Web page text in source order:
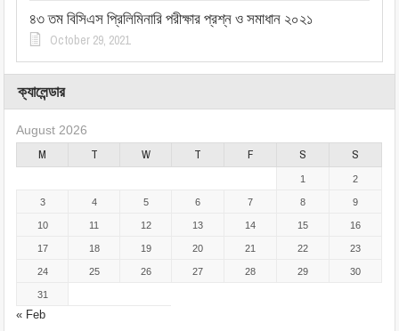
৪৩ তম বিসিএস প্রিলিমিনারি পরীক্ষার প্রশ্ন ও সমাধান ২০২১
October 29, 2021
ক্যালেন্ডার
August 2026
M T W T F S S
« Feb
1 2
3 4 5 6 7 8 9
10 11 12 13 14 15 16
17 18 19 20 21 22 23
24 25 26 27 28 29 30
31